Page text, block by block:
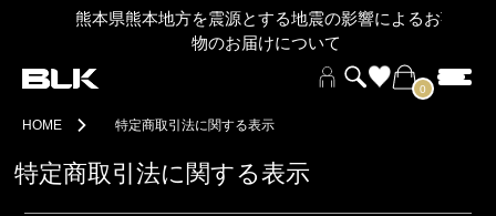
熊本県熊本地方を震源とする地震の影響によるお荷
物のお届けについて
0
HOME 特定商取引法に関する表示
特定商取引法に関する表示